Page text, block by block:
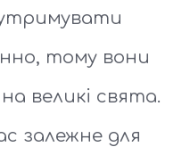
тому вони
великі свята.
залежне для